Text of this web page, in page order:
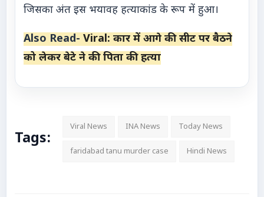
जिसका अंत इस भयावह हत्याकांड के रूप में हुआ।
Also Read- Viral: कार में आगे की सीट पर बैठने
को लेकर बेटे ने की पिता की हत्या
Tags:
Viral News INA News Today News
faridabad tanu murder case Hindi News